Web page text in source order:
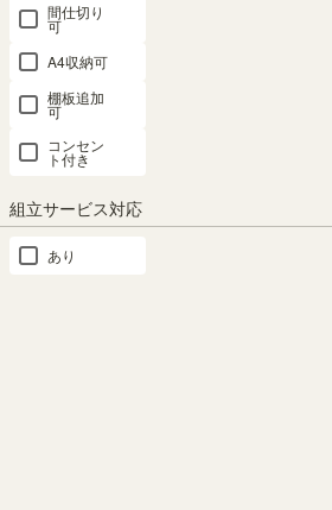
間仕切り
可
A4収納可
棚板追加
可
コンセン
ト付き
組立サービス対応
あり